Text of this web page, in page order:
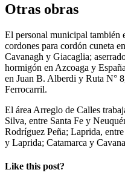
Otras obras
El personal municipal también
cordones para cordón cuneta
Cavanagh y Giacaglia;
hormigón en Azcoaga y
en Juan B. Alberdi y Ruta N°
Ferrocarril.
El área Arreglo de Calles
Silva, entre Santa Fe y
Rodríguez Peña; Laprida,
y Laprida; Catamarca y
Like this post?